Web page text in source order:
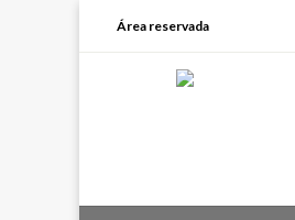
Área reservada